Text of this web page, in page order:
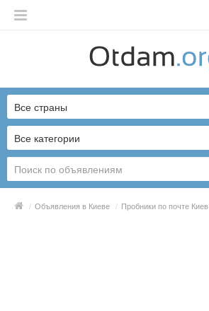
English
Русский
Українська
Все категории
Все страны
/ Объявления в Киеве / Пробники по почте Киев